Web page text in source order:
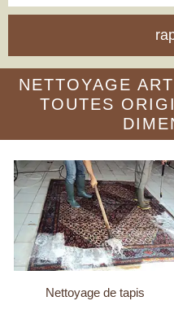
NETTOYAGE
TOUTES
Nettoyage de tapis